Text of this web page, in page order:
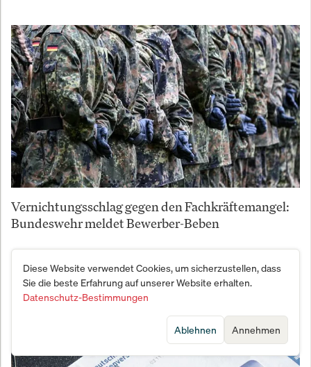
Vernichtungsschlag gegen den Fachkräftemangel:
Bundeswehr meldet Bewerber-Beben
Diese Website verwendet Cookies, um sicherzustellen, dass
Sie die beste Erfahrung auf unserer Website erhalten.
Datenschutz-Bestimmungen
Annehmen
Ablehnen